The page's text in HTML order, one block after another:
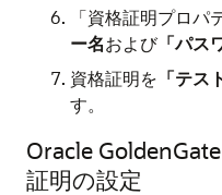
「資格証明プロパ
ー名および「パス
資格証明を 「テス
す。
Oracle GoldenGate
証明の設定